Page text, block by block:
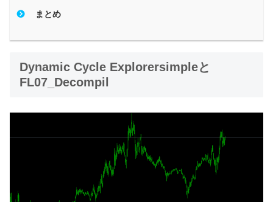
まとめ
Dynamic Cycle Explorersimpleと
FL07_Decompil